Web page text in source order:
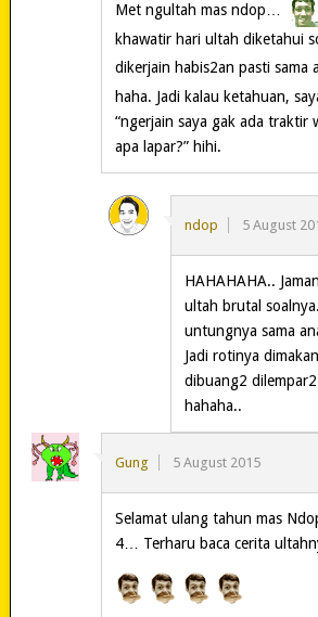
Met ngultah mas ndop…
khawatir hari ultah diketahui
dikerjain habis2an pasti sama
haha. Jadi kalau ketahuan,
“ngerjain saya gak ada traktir
apa lapar?” hihi.
ndop 5 August
HAHAHAHA..
ultah brutal
untungnya sama
Jadi rotinya
dibuang2
hahaha..
Gung 5 August 2015
Selamat ulang tahun mas
4… Terharu baca cerita